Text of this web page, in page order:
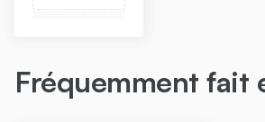
Fréquemment fait